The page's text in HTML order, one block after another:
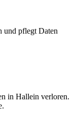
und pflegt Daten
in Hallein verloren.